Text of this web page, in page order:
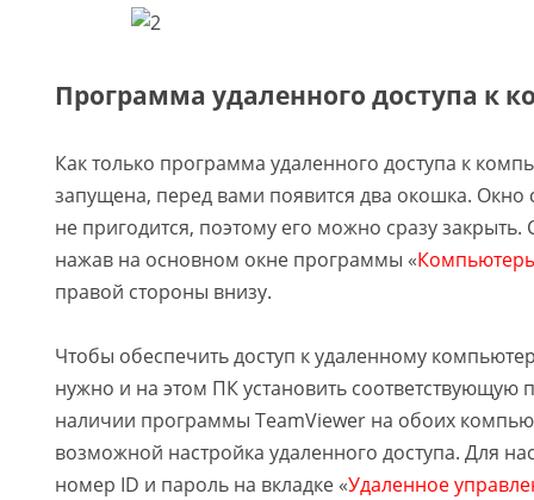
Программа удаленного доступа к
Как только программа удаленного доступа к
запущена, перед вами появится два окошка.
не пригодится, поэтому его можно сразу закрыть.
нажав на основном окне программы «
правой стороны внизу.
Чтобы обеспечить доступ к удаленному
нужно и на этом ПК установить соответствующую
наличии программы TeamViewer на обоих
возможной настройка удаленного доступа. Для
номер ID и пароль на вкладке «Удаленное